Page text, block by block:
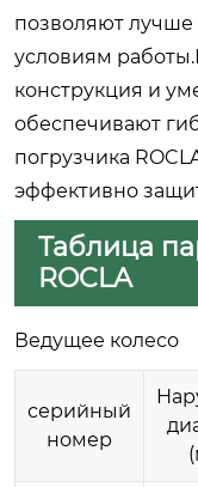
позволяют лучше
условиям
конструкция и
обеспечивают
погрузчика
эффективно
Таблица
ROCLA
Ведущее колесо
серийный
номер